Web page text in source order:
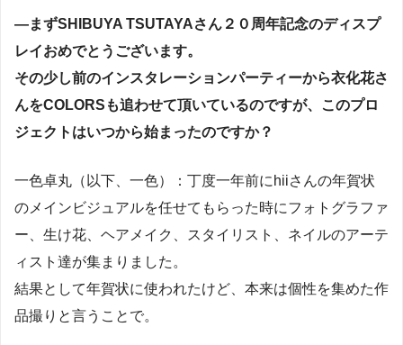
―まずSHIBUYA TSUTAYAさん２０周年記念のディスプ
レイおめでとうございます。
その少し前のインスタレーションパーティーから衣化花さ
んをCOLORSも追わせて頂いているのですが、このプロ
ジェクトはいつから始まったのですか？
一色卓丸（以下、一色）：丁度一年前にhiiさんの年賀状
のメインビジュアルを任せてもらった時にフォトグラファ
ー、生け花、ヘアメイク、スタイリスト、ネイルのアーテ
ィスト達が集まりました。
結果として年賀状に使われたけど、本来は個性を集めた作
品撮りと言うことで。